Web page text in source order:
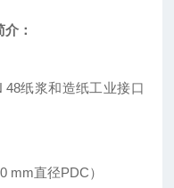
：
纸浆和造纸工业接口
mm直径PDC）